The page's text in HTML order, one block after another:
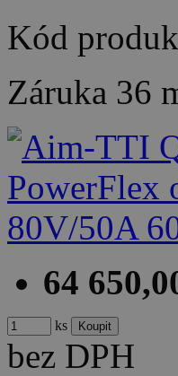
Kód
Záruka 36
64
ks
bez DPH